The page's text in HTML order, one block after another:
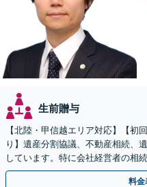
生前贈与
【北陸・甲信越エリア対応】【初
り】遺産分割協議、不動産相続、
しています。特に会社経営者の相
談ください。【休日・夜間面談可
料金